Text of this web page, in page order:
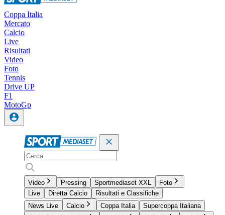
Coppa Italia
Mercato
Calcio
Live
Risultati
Video
Foto
Tennis
Drive UP
F1
MotoGp
Video Pressing Sportmediaset XXL
Foto
Live
Diretta Calcio
Risultati e Classifiche
News Live
Calcio Coppa Italia
Supercoppa Italiana